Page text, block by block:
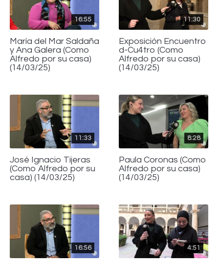
16:55
María del Mar Saldaña
y Ana Galera (Como
Alfredo por su casa)
(14/03/25)
11:30
Exposición Encuentro
d-Cu4tro (Como
Alfredo por su casa)
(14/03/25)
11:33
José Ignacio Tijeras
(Como Alfredo por su
casa) (14/03/25)
8:28
Paula Coronas (Como
Alfredo por su casa)
(14/03/25)
16:56 4:51